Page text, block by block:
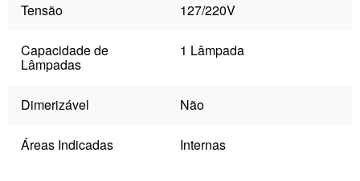
Tensão 127/220V
Capacidade de
Lâmpadas
1 Lâmpada
Dimerizável Não
Áreas Indicadas Internas